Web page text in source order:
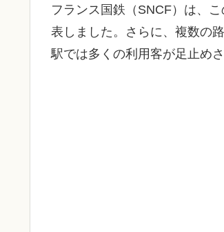
フランス国鉄（SNCF）は、
表しました。さらに、複数の
駅では多くの利用客が足止め